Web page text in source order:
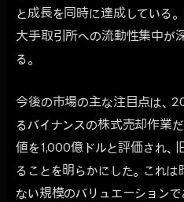
と成長を同時に達成している
大手取引所への流動性集中が
る。
今後の市場の主な注目点は、
るバイナンスの株式売却作業
値を1,000億ドルと評価され、
ることを明らかにした。これ
ない規模のバリュエーション